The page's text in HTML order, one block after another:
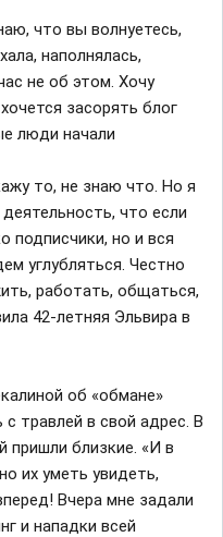
что вы волнуетесь,
наполнялась,
не об этом. Хочу
засорять блог
люди начали
то, не знаю что. Но я
что если
подписчики, но и вся
углубляться. Честно
работать, общаться,
42-летняя Эльвира в
об «обмане»
травлей в свой адрес. В
близкие. «И в
их уметь увидеть,
Вчера мне задали
и нападки всей